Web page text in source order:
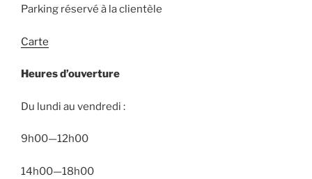
Parking réservé à la clientèle
Carte
Heures d’ouverture
Du lundi au vendredi :
9h00—12h00
14h00—18h00